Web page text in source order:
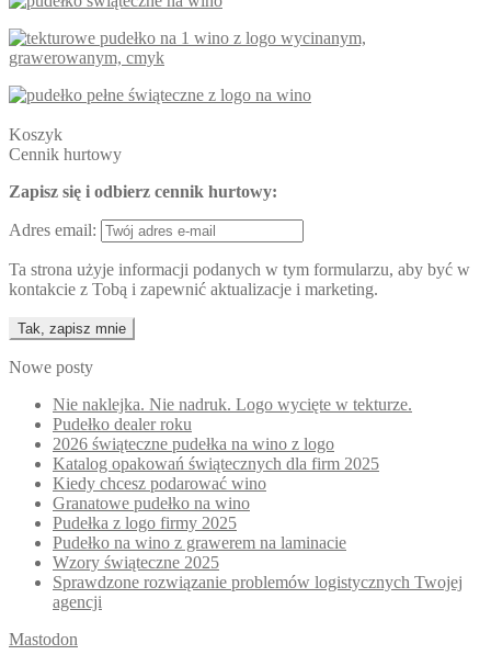
Koszyk
Cennik hurtowy
Zapisz się i odbierz cennik hurtowy:
Adres email:
Ta strona użyje informacji podanych w tym formularzu, aby być w
kontakcie z Tobą i zapewnić aktualizacje i marketing.
Nowe posty
Nie naklejka. Nie nadruk. Logo wycięte w tekturze.
Pudełko dealer roku
2026 świąteczne pudełka na wino z logo
Katalog opakowań świątecznych dla firm 2025
Kiedy chcesz podarować wino
Granatowe pudełko na wino
Pudełka z logo firmy 2025
Pudełko na wino z grawerem na laminacie
Wzory świąteczne 2025
Sprawdzone rozwiązanie problemów logistycznych Twojej
agencji
Mastodon